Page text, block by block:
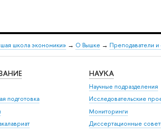
школа экономики» → О Вышке → Преподаватели и
подготовка
НАУКА
Научные подразделения
Исследовательские
Мониторинги
Диссертационные